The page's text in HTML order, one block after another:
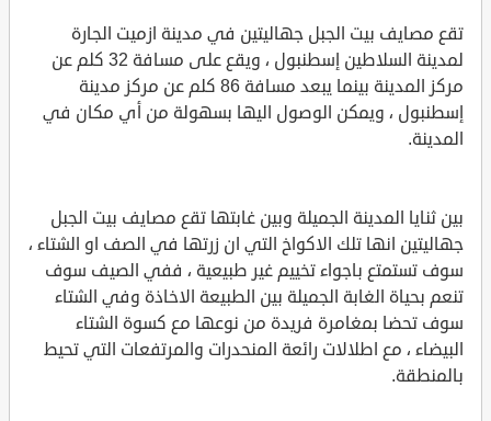
تقع مصايف بيت الجبل جهاليتين في مدينة ازميت الجارة
لمدينة السلاطين إسطنبول ، ويقع على مسافة 32 كلم عن
مركز المدينة بينما يبعد مسافة 86 كلم عن مركز مدينة
إسطنبول ، ويمكن الوصول اليها بسهولة من أي مكان في
المدينة.
بين ثنايا المدينة الجميلة وبين غابتها تقع مصايف بيت الجبل
جهاليتين انها تلك الاكواخ التي ان زرتها في الصف او الشتاء ،
سوف تستمتع باجواء تخييم غير طبيعية ، ففي الصيف سوف
تنعم بحياة الغابة الجميلة بين الطبيعة الاخاذة وفي الشتاء
سوف تحضا بمغامرة فريدة من نوعها مع كسوة الشتاء
البيضاء ، مع اطلالات رائعة المنحدرات والمرتفعات التي تحيط
بالمنطقة.